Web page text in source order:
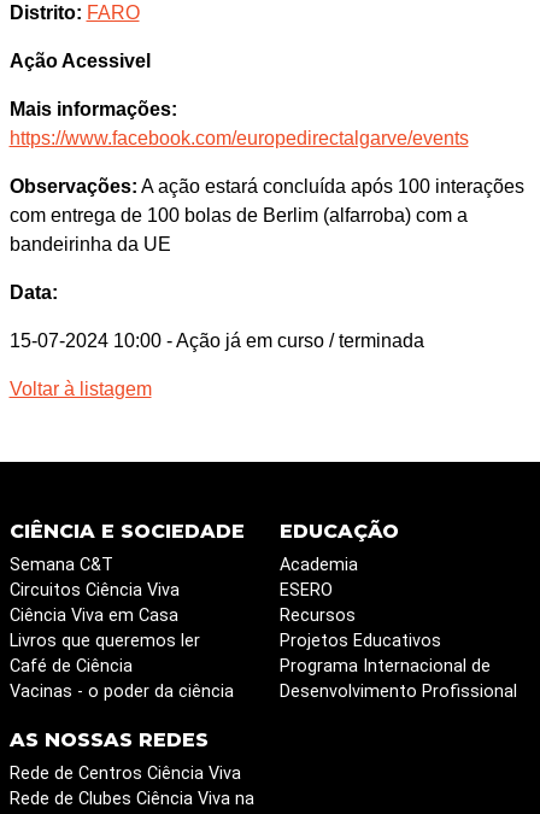
Distrito: FARO
Ação Acessivel
Mais informações:
https://www.facebook.com/europedirectalgarve/events
Observações: A ação estará concluída após 100 interações
com entrega de 100 bolas de Berlim (alfarroba) com a
bandeirinha da UE
Data:
15-07-2024 10:00 - Ação já em curso / terminada
Voltar à listagem
CIÊNCIA E SOCIEDADE
Semana C&T
Circuitos Ciência Viva
Ciência Viva em Casa
Livros que queremos ler
Café de Ciência
Vacinas - o poder da ciência
EDUCAÇÃO
Academia
ESERO
Recursos
Projetos Educativos
Programa Internacional de
Desenvolvimento Profissional
AS NOSSAS REDES
Rede de Centros Ciência Viva
Rede de Clubes Ciência Viva na